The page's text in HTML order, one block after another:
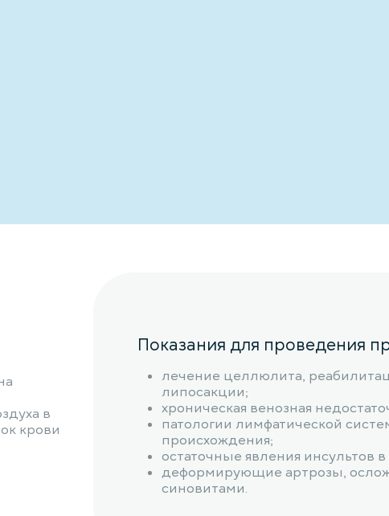
в
крови
Показания для проведения
лечение целлюлита,
липосакции;
хроническая венозная
патологии лимфатической
происхождения;
остаточные явления инсультов
деформирующие артрозы,
синовитами.